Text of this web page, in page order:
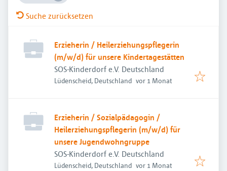
Suche zurücksetzen
Erzieherin / Heilerziehungspflegerin
(m/w/d) für unsere Kindertagestätten
SOS-Kinderdorf e.V. Deutschland
Lüdenscheid, Deutschland Veröffentlicht
vor 1 Monat
Erzieherin / Sozialpädagogin /
Heilerziehungspflegerin (m/w/d) für
unsere Jugendwohngruppe
SOS-Kinderdorf e.V. Deutschland
Lüdenscheid, Deutschland Veröffentlicht
vor 1 Monat